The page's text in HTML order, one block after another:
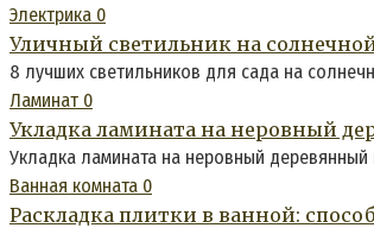
Электрика 0
Уличный светильник на
8 лучших светильников для сада на
Ламинат 0
Укладка ламината на неровный
Укладка ламината на неровный
Ванная комната 0
Раскладка плитки в ванной: